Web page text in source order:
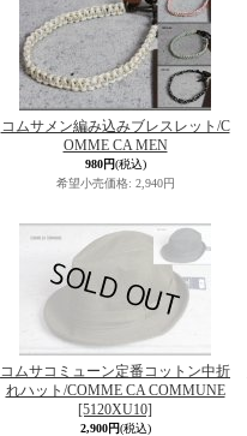
コムサメン編み込みブレスレット/C
OMME CA MEN
980円(税込)
希望小売価格: 2,940円
コムサコミューン定番コットン中折
れハット/COMME CA COMMUNE
[5120XU10]
2,900円(税込)